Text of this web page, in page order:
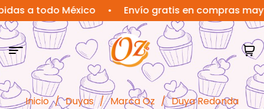
todo México • Envío gratis en compras mayores
Inicio / Duyas / Marca Oz / Duya Redonda